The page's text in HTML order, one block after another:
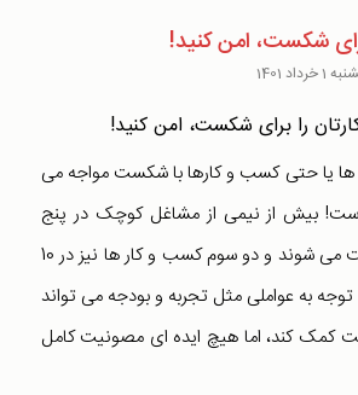
شکست، امن کنید!
خرداد 1401
ها یا حتی کسب و کارها با شکست مواجه می
بیش از نیمی از مشاغل کوچک در پنج
سال اول دچار شکست می شوند و دو سوم کسب و کار ها نیز در 10
به عواملی مثل تجربه و بودجه می تواند
کند، اما هیچ ایده ای مصونیت کامل